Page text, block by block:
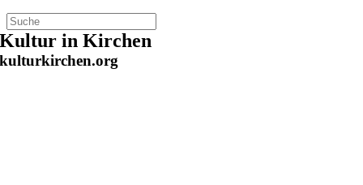
Zum
Inhalt
springen
Kultur in Kirchen
kulturkirchen.org